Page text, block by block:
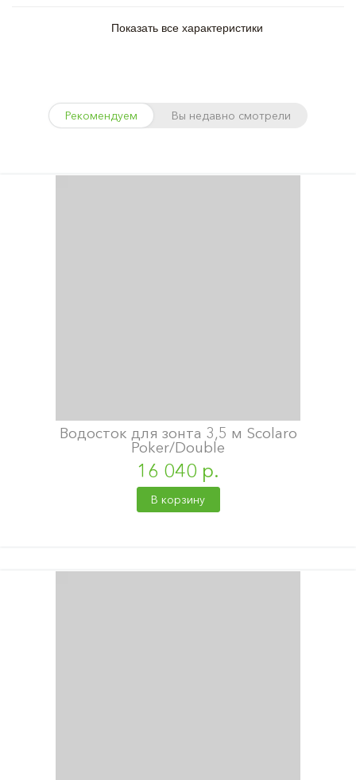
Показать все характеристики
Рекомендуем Вы недавно смотрели
Водосток для зонта 3,5 м Scolaro
Poker/Double
16 040 р.
В корзину